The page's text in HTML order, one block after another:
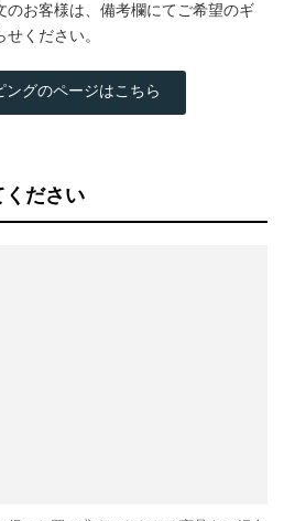
お客様は、備考欄にてご希望のギ
ください。
ングのページはこちら
ください